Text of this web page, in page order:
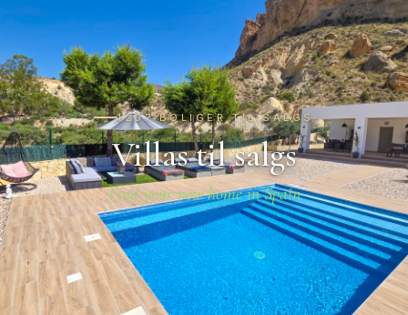
1207 BOLIGER TIL SALGS
Villas til salgs
Find your new home in Spain